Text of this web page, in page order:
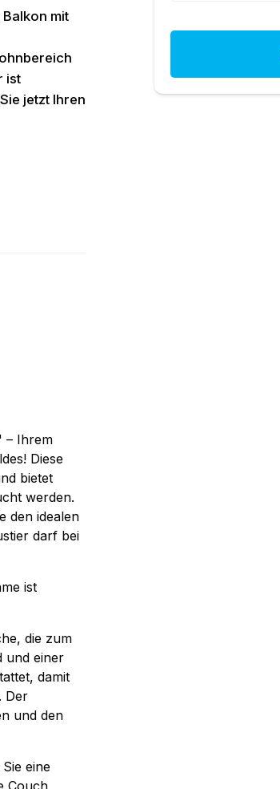
mit
ist
jetzt Ihren
– Ihrem
Diese
bietet
werden.
den idealen
darf bei
ist
die zum
und einer
damit
Der
und den
eine
Couch